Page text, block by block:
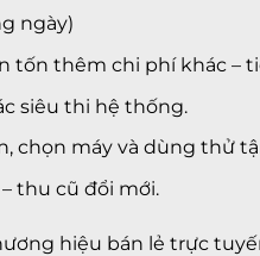
ngày)
tốn thêm chi phí khác –
siêu thi hệ thống.
chọn máy và dùng thử
thu cũ đổi mới.
hiệu bán lẻ trực